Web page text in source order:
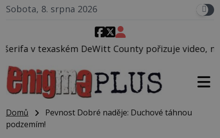
Sobota, 8. srpna 2026
County pořizuje video, na kterém před jeho
Domů
Pevnost Dobré naděje: Duchové táhnou
podzemím!